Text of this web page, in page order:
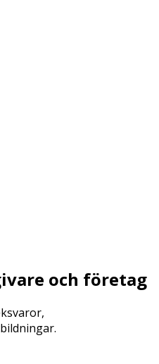
och företag